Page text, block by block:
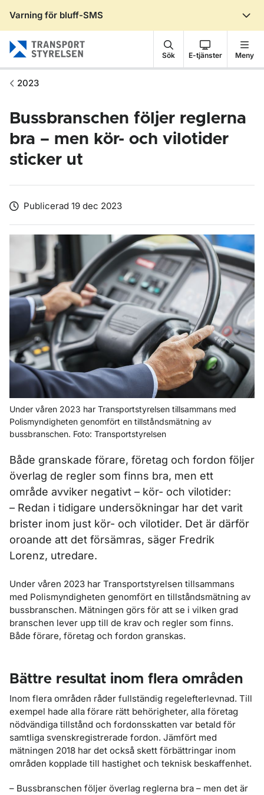
Varning för bluff-SMS
Sök E-tjänster Meny
2023
Bussbranschen följer reglerna
bra – men kör- och vilotider
sticker ut
Publicerad 19 dec 2023
Under våren 2023 har Transportstyrelsen tillsammans med
Polismyndigheten genomfört en tillståndsmätning av
bussbranschen. Foto: Transportstyrelsen
Både granskade förare, företag och fordon följer
överlag de regler som finns bra, men ett
område avviker negativt – kör- och vilotider:
– Redan i tidigare undersökningar har det varit
brister inom just kör- och vilotider. Det är därför
oroande att det försämras, säger Fredrik
Lorenz, utredare.
Under våren 2023 har Transportstyrelsen tillsammans
med Polismyndigheten genomfört en tillståndsmätning av
bussbranschen. Mätningen görs för att se i vilken grad
branschen lever upp till de krav och regler som finns.
Både förare, företag och fordon granskas.
Bättre resultat inom flera områden
Inom flera områden råder fullständig regelefterlevnad. Till
exempel hade alla förare rätt behörigheter, alla företag
nödvändiga tillstånd och fordonsskatten var betald för
samtliga svenskregistrerade fordon. Jämfört med
mätningen 2018 har det också skett förbättringar inom
områden kopplade till hastighet och teknisk beskaffenhet.
– Bussbranschen följer överlag reglerna bra – men det är